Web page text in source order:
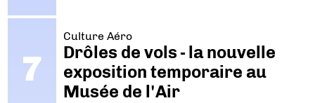
Culture Aéro
Drôles de vols - la nouvelle
exposition temporaire au
Musée de l'Air